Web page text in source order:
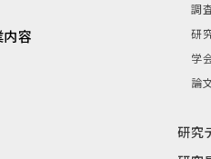
容
調
研
学
論
研究